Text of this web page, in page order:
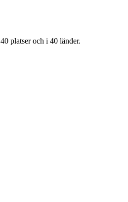
platser och i 40 länder.